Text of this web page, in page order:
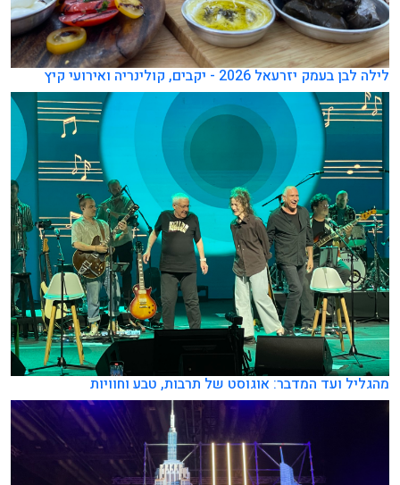
לילה לבן בעמק יזרעאל 2026 - יקבים, קולינריה ואירועי קיץ
מהגליל ועד המדבר: אוגוסט של תרבות, טבע וחוויות